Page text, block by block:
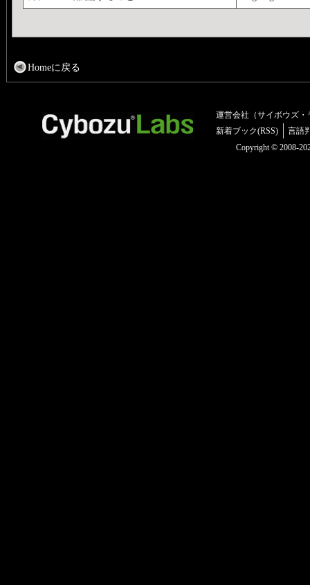
Homeに戻る
運営会社（サイボウズ・
新着ブック(RSS)
言語
Copyright © 2008-